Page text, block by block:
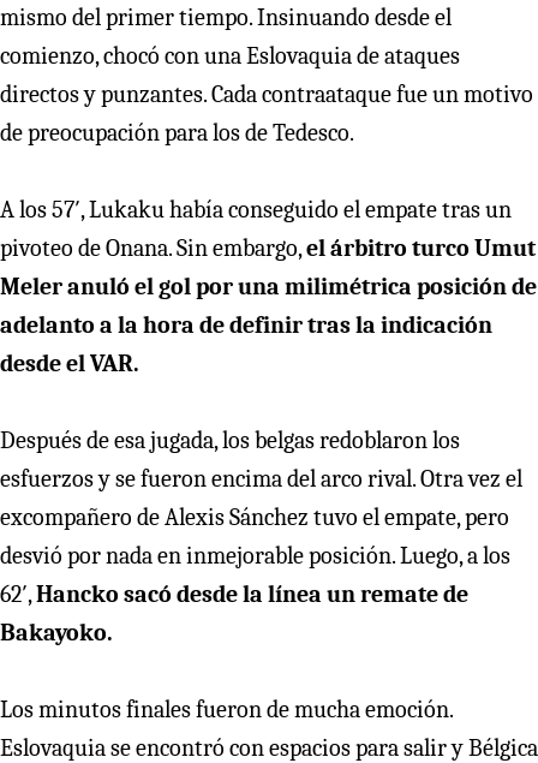
mismo del primer tiempo. Insinuando desde el
comienzo, chocó con una Eslovaquia de ataques
directos y punzantes. Cada contraataque fue un motivo
de preocupación para los de Tedesco.
A los 57′, Lukaku había conseguido el empate tras un
pivoteo de Onana. Sin embargo,el árbitro turco Umut
Meler anuló el gol por una milimétrica posición de
adelanto a la hora de definir tras la indicación
desde el VAR.
Después de esa jugada, los belgas redoblaron los
esfuerzos y se fueron encima del arco rival. Otra vez el
excompañero de Alexis Sánchez tuvo el empate, pero
desvió por nada en inmejorable posición. Luego, a los
62′,Hancko sacó desde la línea un remate de
Bakayoko.
Los minutos finales fueron de mucha emoción.
Eslovaquia se encontró con espacios para salir y Bélgica